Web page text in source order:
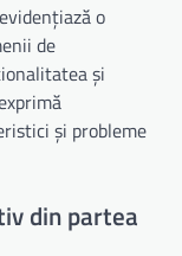
o
de
și
și probleme
din partea